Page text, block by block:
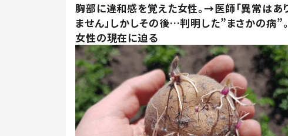
胸部に違和感を覚えた女性。→医師「異常はあ
ません」しかしその後…判明した”まさかの病”。
女性の現在に迫る